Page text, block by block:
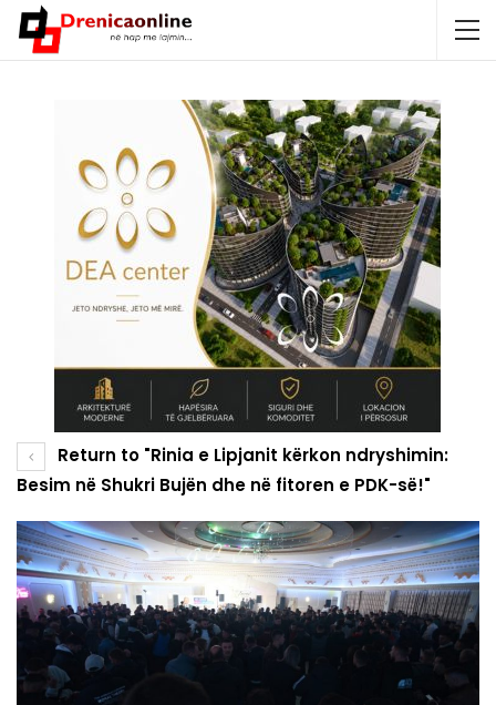
Return to "Rinia e Lipjanit kërkon ndryshimin:
Besim në Shukri Bujën dhe në fitoren e PDK-së!"